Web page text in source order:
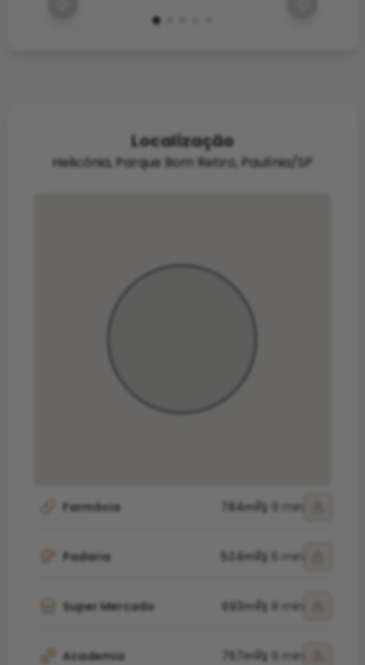
Localização
Helicônia, Parque Bom Retiro, Paulínia/SP
Farmácia 784m 9 min
Padaria 534m 6 min
Super Mercado 693m 8 min
Academia 757m 9 min